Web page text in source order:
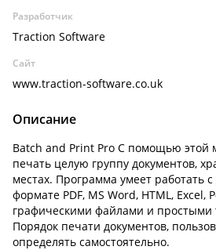
Разработчик
Traction Software
Сайт
www.traction-software.co.uk
Описание
Batch and Print Pro С помощью этой
печать целую группу документов,
местах. Программа умеет работать
формате PDF, MS Word, HTML, Excel,
графическими файлами и простыми
Порядок печати документов,
определять самостоятельно.